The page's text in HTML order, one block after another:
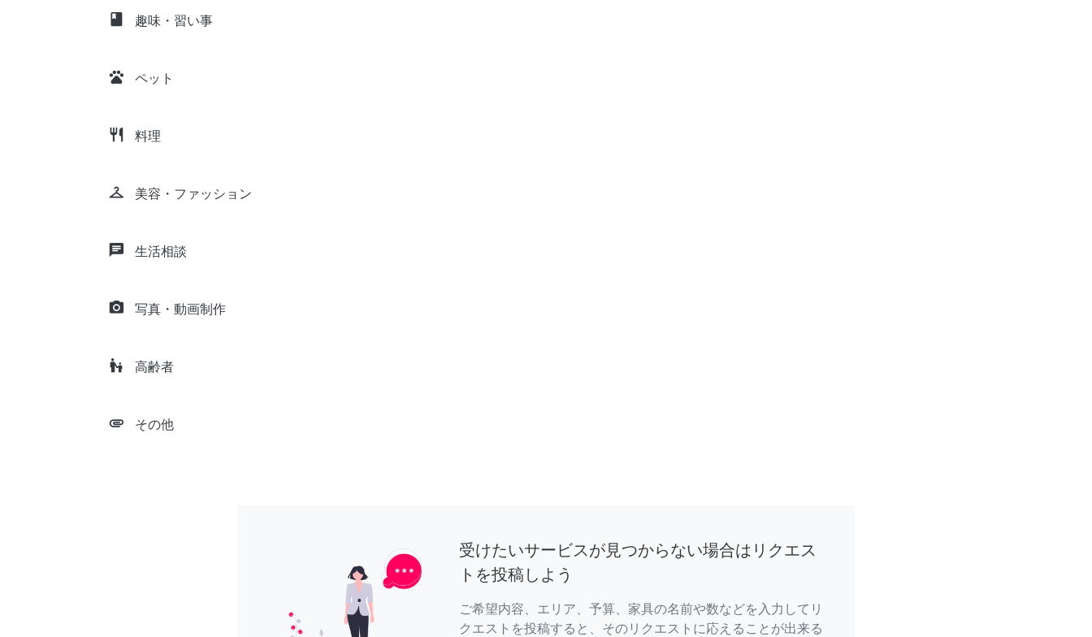
class 趣味・習い事
pets ペット
restaurant 料理
checkroom 美容・ファッション
chat 生活相談
camera_alt 写真・動画制作
escalator_warning 高齢者
attachment その他
受けたいサービスが見つからない場合はリクエス
トを投稿しよう
ご希望内容、エリア、予算、家具の名前や数などを入力してリ
クエストを投稿すると、そのリクエストに応えることが出来る